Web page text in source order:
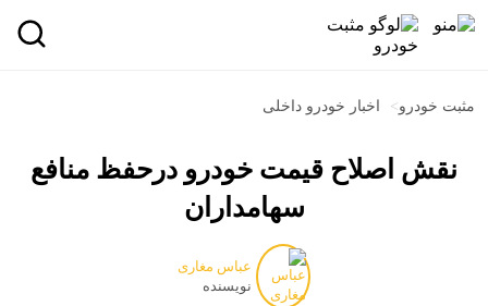
مثبت خودرو> اخبار خودرو داخلی
نقش اصلاح قیمت خودرو درحفظ منافع
سهامداران
عباس مغاری
نویسنده